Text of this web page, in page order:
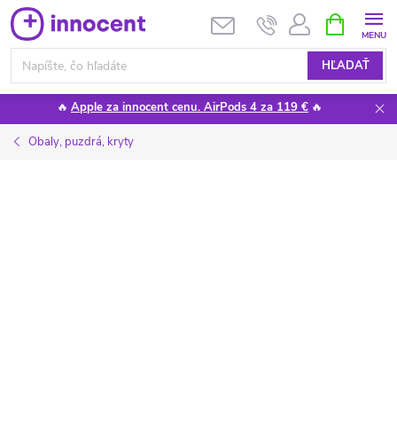
Prejsť
na
obsah
HĽADAŤ
KOŠÍK
🔥 Apple za innocent cenu. AirPods 4 za 119 € 🔥
Obaly, puzdrá, kryty